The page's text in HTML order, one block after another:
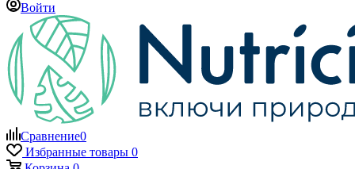
Войти
Сравнение0
Избранные товары 0